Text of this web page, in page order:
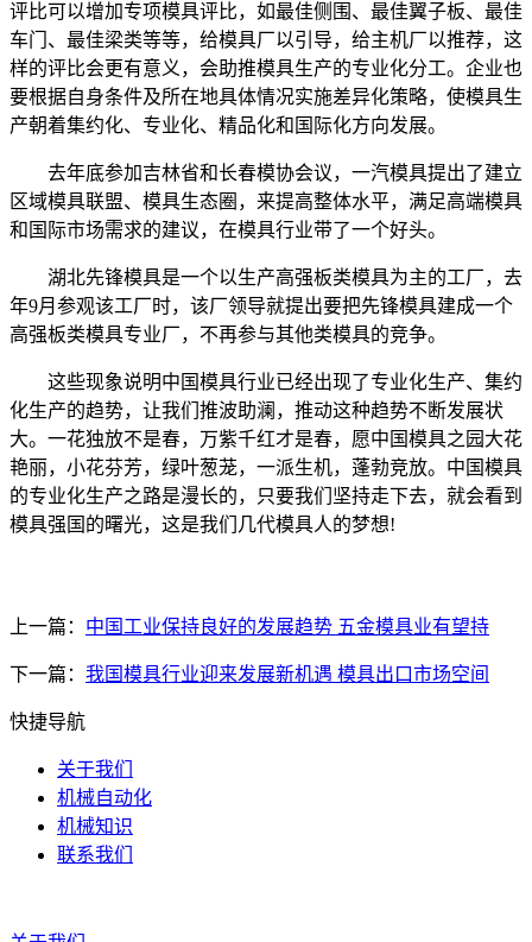
评比可以增加专项模具评比，如最佳侧围、最佳翼子板、最佳
车门、最佳梁类等等，给模具厂以引导，给主机厂以推荐，这
样的评比会更有意义，会助推模具生产的专业化分工。企业也
要根据自身条件及所在地具体情况实施差异化策略，使模具生
产朝着集约化、专业化、精品化和国际化方向发展。
去年底参加吉林省和长春模协会议，一汽模具提出了建立
区域模具联盟、模具生态圈，来提高整体水平，满足高端模具
和国际市场需求的建议，在模具行业带了一个好头。
湖北先锋模具是一个以生产高强板类模具为主的工厂，去
年9月参观该工厂时，该厂领导就提出要把先锋模具建成一个
高强板类模具专业厂，不再参与其他类模具的竞争。
这些现象说明中国模具行业已经出现了专业化生产、集约
化生产的趋势，让我们推波助澜，推动这种趋势不断发展状
大。一花独放不是春，万紫千红才是春，愿中国模具之园大花
艳丽，小花芬芳，绿叶葱茏，一派生机，蓬勃竞放。中国模具
的专业化生产之路是漫长的，只要我们坚持走下去，就会看到
模具强国的曙光，这是我们几代模具人的梦想!
上一篇： 中国工业保持良好的发展趋势 五金模具业有望持
下一篇： 我国模具行业迎来发展新机遇 模具出口市场空间
快捷导航
关于我们
机械自动化
机械知识
联系我们